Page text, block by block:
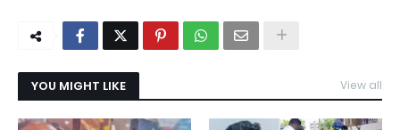
YOU MIGHT LIKE View all